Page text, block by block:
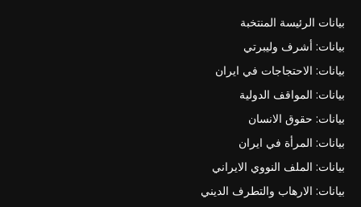
بيانات الرئيسة المنتخبة
بيانات: أشرف وليبرتي
بيانات: الاحتجاجات في ايران
بيانات: المواقف الدولية
بيانات: حقوق الانسان
بيانات: المرأة في ايران
بيانات: الملف النووي الايراني
بيانات: الارهاب والتطرف الديني